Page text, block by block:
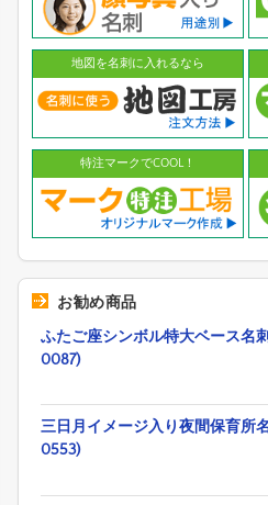
地図を名刺に入れるなら
特注マークでCOOL！
お勧め商品
ふたご座シンボル特大ベース名
0087)
三日月イメージ入り夜間保育所
0553)